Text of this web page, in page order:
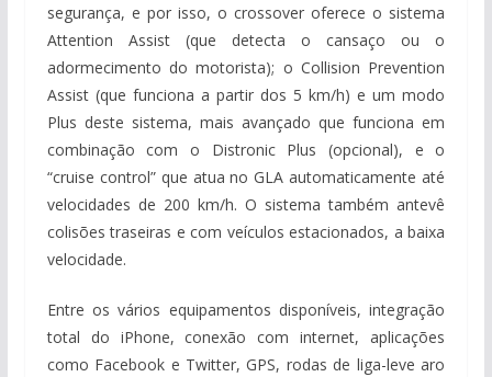
segurança, e por isso, o crossover oferece o sistema
Attention Assist (que detecta o cansaço ou o
adormecimento do motorista); o Collision Prevention
Assist (que funciona a partir dos 5 km/h) e um modo
Plus deste sistema, mais avançado que funciona em
combinação com o Distronic Plus (opcional), e o
“cruise control” que atua no GLA automaticamente até
velocidades de 200 km/h. O sistema também antevê
colisões traseiras e com veículos estacionados, a baixa
velocidade.
Entre os vários equipamentos disponíveis, integração
total do iPhone, conexão com internet, aplicações
como Facebook e Twitter, GPS, rodas de liga-leve aro